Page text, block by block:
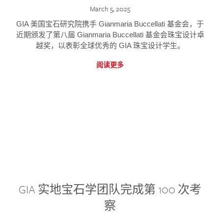
March 5, 2025
GIA 美国宝石研究院携手 Gianmaria Buccellati 基金会，于
近期颁发了第八届 Gianmaria Buccellati 基金会珠宝设计卓
越奖，以表彰全球优秀的 GIA 珠宝设计学生。
阅读更多
GIA 实地宝石学团队完成第 100 次考
察